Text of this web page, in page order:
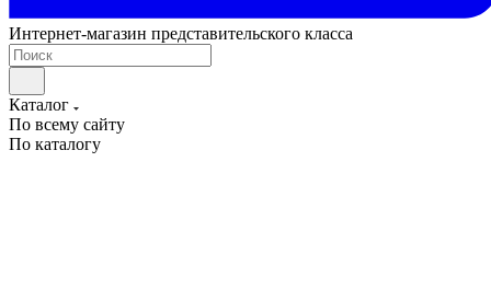
Интернет-магазин представительского класса
Каталог
По всему сайту
По каталогу